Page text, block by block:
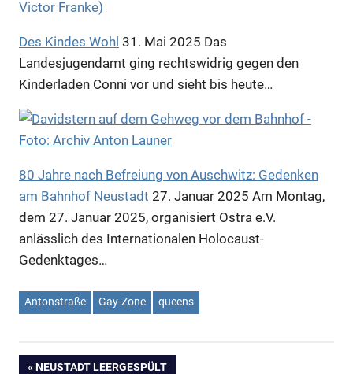
Des Kindes Wohl 31. Mai 2025 Das
Landesjugendamt ging rechtswidrig gegen den
Kinderladen Conni vor und sieht bis heute…
80 Jahre nach Befreiung von Auschwitz: Gedenken
am Bahnhof Neustadt 27. Januar 2025 Am Montag,
dem 27. Januar 2025, organisiert Ostra e.V.
anlässlich des Internationalen Holocaust-
Gedenktages…
Antonstraße Gay-Zone queens
VORHERIGER
NEUSTADT LEERGESPÜLT